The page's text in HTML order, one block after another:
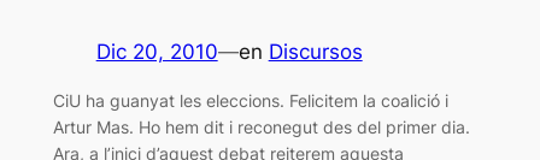
Dic 20, 2010—en Discursos
CiU ha guanyat les eleccions. Felicitem la coalició i
Artur Mas. Ho hem dit i reconegut des del primer dia.
Ara, a l’inici d’aquest debat reiterem aquesta